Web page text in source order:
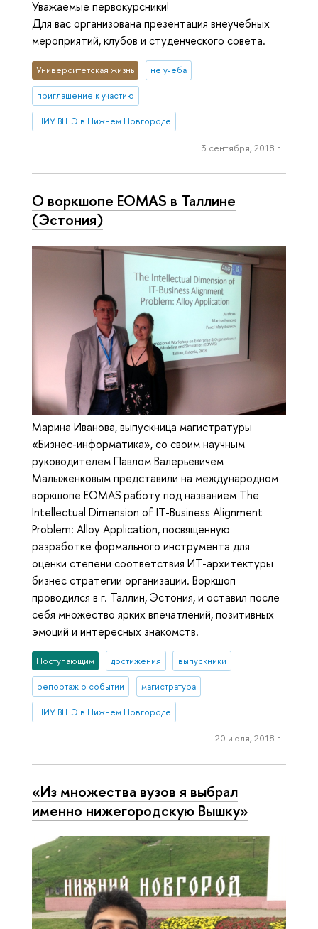
Уважаемые первокурсники!
Для вас организована презентация внеучебных
мероприятий, клубов и студенческого совета.
Университетская жизнь не учеба
приглашение к участию
НИУ ВШЭ в Нижнем Новгороде
3 сентября, 2018 г.
О воркшопе EOMAS в Таллине
(Эстония)
Марина Иванова, выпускница магистратуры
«Бизнес-информатика», со своим научным
руководителем Павлом Валерьевичем
Малыженковым представили на международном
воркшопе EOMAS работу под названием The
Intellectual Dimension of IT-Business Alignment
Problem: Alloy Application, посвященную
разработке формального инструмента для
оценки степени соответствия ИТ-архитектуры
бизнес стратегии организации. Воркшоп
проводился в г. Таллин, Эстония, и оставил после
себя множество ярких впечатлений, позитивных
эмоций и интересных знакомств.
Поступающим достижения выпускники
репортаж о событии магистратура
НИУ ВШЭ в Нижнем Новгороде
20 июля, 2018 г.
«Из множества вузов я выбрал
именно нижегородскую Вышку»